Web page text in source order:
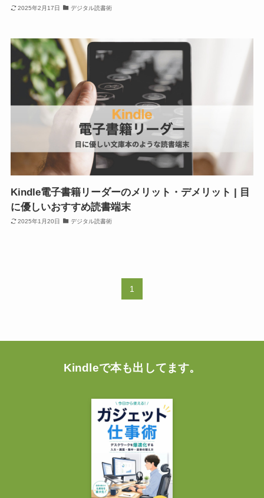
2025年2月17日 デジタル読書術
Kindle電子書籍リーダーのメリット・デメリット | 目
に優しいおすすめ読書端末
2025年1月20日 デジタル読書術
1
Kindleで本も出してます。